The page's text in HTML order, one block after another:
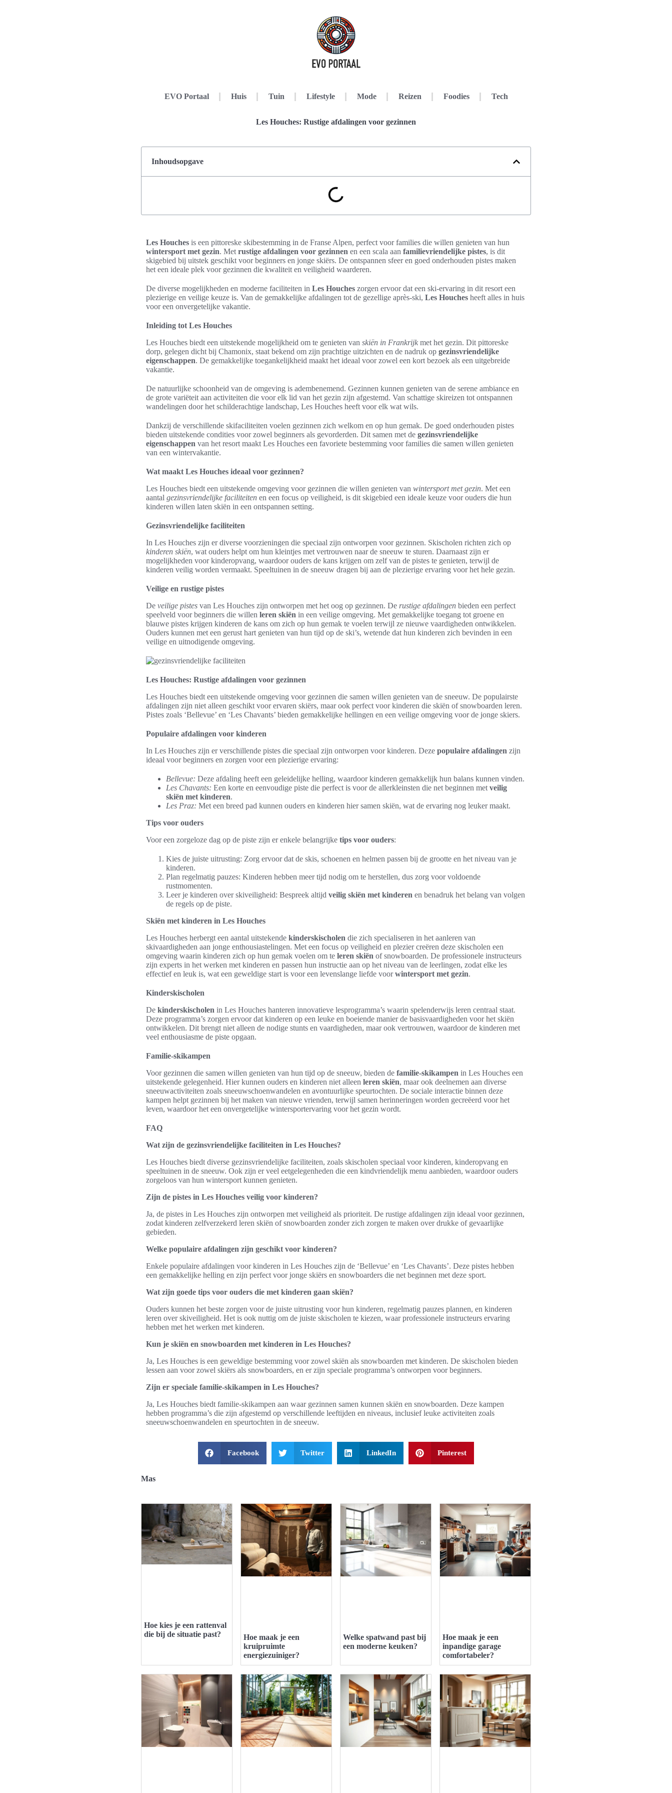
EVO Portaal Huis Tuin Lifestyle Mode Reizen Foodies Tech
Les Houches: Rustige afdalingen voor gezinnen
Inhoudsopgave
Les Houches is een pittoreske skibestemming in de Franse Alpen, perfect voor families die willen genieten van hun
wintersport met gezin. Met rustige afdalingen voor gezinnen en een scala aan familievriendelijke pistes, is dit
skigebied bij uitstek geschikt voor beginners en jonge skiërs. De ontspannen sfeer en goed onderhouden pistes maken
het een ideale plek voor gezinnen die kwaliteit en veiligheid waarderen.
De diverse mogelijkheden en moderne faciliteiten in Les Houches zorgen ervoor dat een ski-ervaring in dit resort een
plezierige en veilige keuze is. Van de gemakkelijke afdalingen tot de gezellige après-ski, Les Houches heeft alles in huis
voor een onvergetelijke vakantie.
Inleiding tot Les Houches
Les Houches biedt een uitstekende mogelijkheid om te genieten van skiën in Frankrijk met het gezin. Dit pittoreske
dorp, gelegen dicht bij Chamonix, staat bekend om zijn prachtige uitzichten en de nadruk op gezinsvriendelijke
eigenschappen. De gemakkelijke toegankelijkheid maakt het ideaal voor zowel een kort bezoek als een uitgebreide
vakantie.
De natuurlijke schoonheid van de omgeving is adembenemend. Gezinnen kunnen genieten van de serene ambiance en
de grote variëteit aan activiteiten die voor elk lid van het gezin zijn afgestemd. Van schattige skireizen tot ontspannen
wandelingen door het schilderachtige landschap, Les Houches heeft voor elk wat wils.
Dankzij de verschillende skifaciliteiten voelen gezinnen zich welkom en op hun gemak. De goed onderhouden pistes
bieden uitstekende condities voor zowel beginners als gevorderden. Dit samen met de gezinsvriendelijke
eigenschappen van het resort maakt Les Houches een favoriete bestemming voor families die samen willen genieten
van een wintervakantie.
Wat maakt Les Houches ideaal voor gezinnen?
Les Houches biedt een uitstekende omgeving voor gezinnen die willen genieten van wintersport met gezin. Met een
aantal gezinsvriendelijke faciliteiten en een focus op veiligheid, is dit skigebied een ideale keuze voor ouders die hun
kinderen willen laten skiën in een ontspannen setting.
Gezinsvriendelijke faciliteiten
In Les Houches zijn er diverse voorzieningen die speciaal zijn ontworpen voor gezinnen. Skischolen richten zich op
kinderen skiën, wat ouders helpt om hun kleintjes met vertrouwen naar de sneeuw te sturen. Daarnaast zijn er
mogelijkheden voor kinderopvang, waardoor ouders de kans krijgen om zelf van de pistes te genieten, terwijl de
kinderen veilig worden vermaakt. Speeltuinen in de sneeuw dragen bij aan de plezierige ervaring voor het hele gezin.
Veilige en rustige pistes
De veilige pistes van Les Houches zijn ontworpen met het oog op gezinnen. De rustige afdalingen bieden een perfect
speelveld voor beginners die willen leren skiën in een veilige omgeving. Met gemakkelijke toegang tot groene en
blauwe pistes krijgen kinderen de kans om zich op hun gemak te voelen terwijl ze nieuwe vaardigheden ontwikkelen.
Ouders kunnen met een gerust hart genieten van hun tijd op de ski’s, wetende dat hun kinderen zich bevinden in een
veilige en uitnodigende omgeving.
Les Houches: Rustige afdalingen voor gezinnen
Les Houches biedt een uitstekende omgeving voor gezinnen die samen willen genieten van de sneeuw. De populairste
afdalingen zijn niet alleen geschikt voor ervaren skiërs, maar ook perfect voor kinderen die skiën of snowboarden leren.
Pistes zoals ‘Bellevue’ en ‘Les Chavants’ bieden gemakkelijke hellingen en een veilige omgeving voor de jonge skiers.
Populaire afdalingen voor kinderen
In Les Houches zijn er verschillende pistes die speciaal zijn ontworpen voor kinderen. Deze populaire afdalingen zijn
ideaal voor beginners en zorgen voor een plezierige ervaring:
Bellevue: Deze afdaling heeft een geleidelijke helling, waardoor kinderen gemakkelijk hun balans kunnen vinden.
Les Chavants: Een korte en eenvoudige piste die perfect is voor de allerkleinsten die net beginnen met veilig
skiën met kinderen.
Les Praz: Met een breed pad kunnen ouders en kinderen hier samen skiën, wat de ervaring nog leuker maakt.
Tips voor ouders
Voor een zorgeloze dag op de piste zijn er enkele belangrijke tips voor ouders:
Kies de juiste uitrusting: Zorg ervoor dat de skis, schoenen en helmen passen bij de grootte en het niveau van je
kinderen.
Plan regelmatig pauzes: Kinderen hebben meer tijd nodig om te herstellen, dus zorg voor voldoende
rustmomenten.
Leer je kinderen over skiveiligheid: Bespreek altijd veilig skiën met kinderen en benadruk het belang van volgen
de regels op de piste.
Skiën met kinderen in Les Houches
Les Houches herbergt een aantal uitstekende kinderskischolen die zich specialiseren in het aanleren van
skivaardigheden aan jonge enthousiastelingen. Met een focus op veiligheid en plezier creëren deze skischolen een
omgeving waarin kinderen zich op hun gemak voelen om te leren skiën of snowboarden. De professionele instructeurs
zijn experts in het werken met kinderen en passen hun instructie aan op het niveau van de leerlingen, zodat elke les
effectief en leuk is, wat een geweldige start is voor een levenslange liefde voorwintersport met gezin.
Kinderskischolen
De kinderskischolen in Les Houches hanteren innovatieve lesprogramma’s waarin spelenderwijs leren centraal staat.
Deze programma’s zorgen ervoor dat kinderen op een leuke en boeiende manier de basisvaardigheden voor het skiën
ontwikkelen. Dit brengt niet alleen de nodige stunts en vaardigheden, maar ook vertrouwen, waardoor de kinderen met
veel enthousiasme de piste opgaan.
Familie-skikampen
Voor gezinnen die samen willen genieten van hun tijd op de sneeuw, bieden de familie-skikampen in Les Houches een
uitstekende gelegenheid. Hier kunnen ouders en kinderen niet alleen leren skiën, maar ook deelnemen aan diverse
sneeuwactiviteiten zoals sneeuwschoenwandelen en avontuurlijke speurtochten. De sociale interactie binnen deze
kampen helpt gezinnen bij het maken van nieuwe vrienden, terwijl samen herinneringen worden gecreëerd voor het
leven, waardoor het een onvergetelijke wintersportervaring voor het gezin wordt.
FAQ
Wat zijn de gezinsvriendelijke faciliteiten in Les Houches?
Les Houches biedt diverse gezinsvriendelijke faciliteiten, zoals skischolen speciaal voor kinderen, kinderopvang en
speeltuinen in de sneeuw. Ook zijn er veel eetgelegenheden die een kindvriendelijk menu aanbieden, waardoor ouders
zorgeloos van hun wintersport kunnen genieten.
Zijn de pistes in Les Houches veilig voor kinderen?
Ja, de pistes in Les Houches zijn ontworpen met veiligheid als prioriteit. De rustige afdalingen zijn ideaal voor gezinnen,
zodat kinderen zelfverzekerd leren skiën of snowboarden zonder zich zorgen te maken over drukke of gevaarlijke
gebieden.
Welke populaire afdalingen zijn geschikt voor kinderen?
Enkele populaire afdalingen voor kinderen in Les Houches zijn de ‘Bellevue’ en ‘Les Chavants’. Deze pistes hebben
een gemakkelijke helling en zijn perfect voor jonge skiërs en snowboarders die net beginnen met deze sport.
Wat zijn goede tips voor ouders die met kinderen gaan skiën?
Ouders kunnen het beste zorgen voor de juiste uitrusting voor hun kinderen, regelmatig pauzes plannen, en kinderen
leren over skiveiligheid. Het is ook nuttig om de juiste skischolen te kiezen, waar professionele instructeurs ervaring
hebben met het werken met kinderen.
Kun je skiën en snowboarden met kinderen in Les Houches?
Ja, Les Houches is een geweldige bestemming voor zowel skiën als snowboarden met kinderen. De skischolen bieden
lessen aan voor zowel skiërs als snowboarders, en er zijn speciale programma’s ontworpen voor beginners.
Zijn er speciale familie-skikampen in Les Houches?
Ja, Les Houches biedt familie-skikampen aan waar gezinnen samen kunnen skiën en snowboarden. Deze kampen
hebben programma’s die zijn afgestemd op verschillende leeftijden en niveaus, inclusief leuke activiteiten zoals
sneeuwschoenwandelen en speurtochten in de sneeuw.
Facebook Twitter LinkedIn Pinterest
Mas
Hoe kies je een rattenval
die bij de situatie past?
Hoe maak je een
kruipruimte
energiezuiniger?
Welke spatwand past bij
een moderne keuken?
Hoe maak je een
inpandige garage
comfortabeler?